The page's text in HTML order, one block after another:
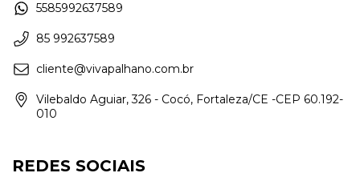
5585992637589
85 992637589
cliente@vivapalhano.com.br
Vilebaldo Aguiar, 326 - Cocó, Fortaleza/CE -CEP 60.192-
010
REDES SOCIAIS